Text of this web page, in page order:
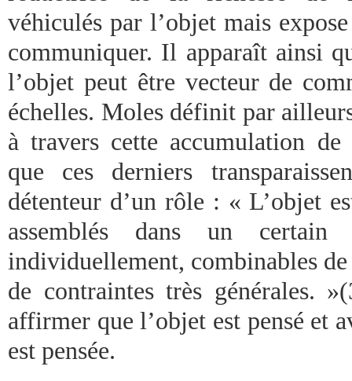
véhiculés par l’objet mais
communiquer. Il apparaît ainsi
l’objet peut être vecteur de
échelles. Moles définit par
à travers cette accumulation de
que ces derniers
détenteur d’un rôle : « L’objet
assemblés dans un certain
individuellement, combinables
de contraintes très générales.
affirmer que l’objet est pensé et
est pensée.